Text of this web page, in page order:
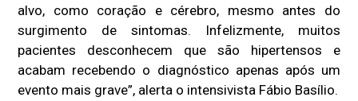
alvo, como coração e cérebro, mesmo antes do
surgimento de sintomas. Infelizmente, muitos
pacientes desconhecem que são hipertensos e
acabam recebendo o diagnóstico apenas após um
evento mais grave”, alerta o intensivista Fábio Basílio.